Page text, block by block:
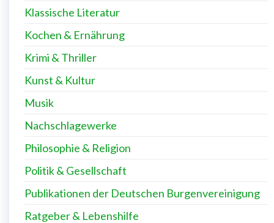
Klassische Literatur
Kochen & Ernährung
Krimi & Thriller
Kunst & Kultur
Musik
Nachschlagewerke
Philosophie & Religion
Politik & Gesellschaft
Publikationen der Deutschen Burgenvereinigung
Ratgeber & Lebenshilfe